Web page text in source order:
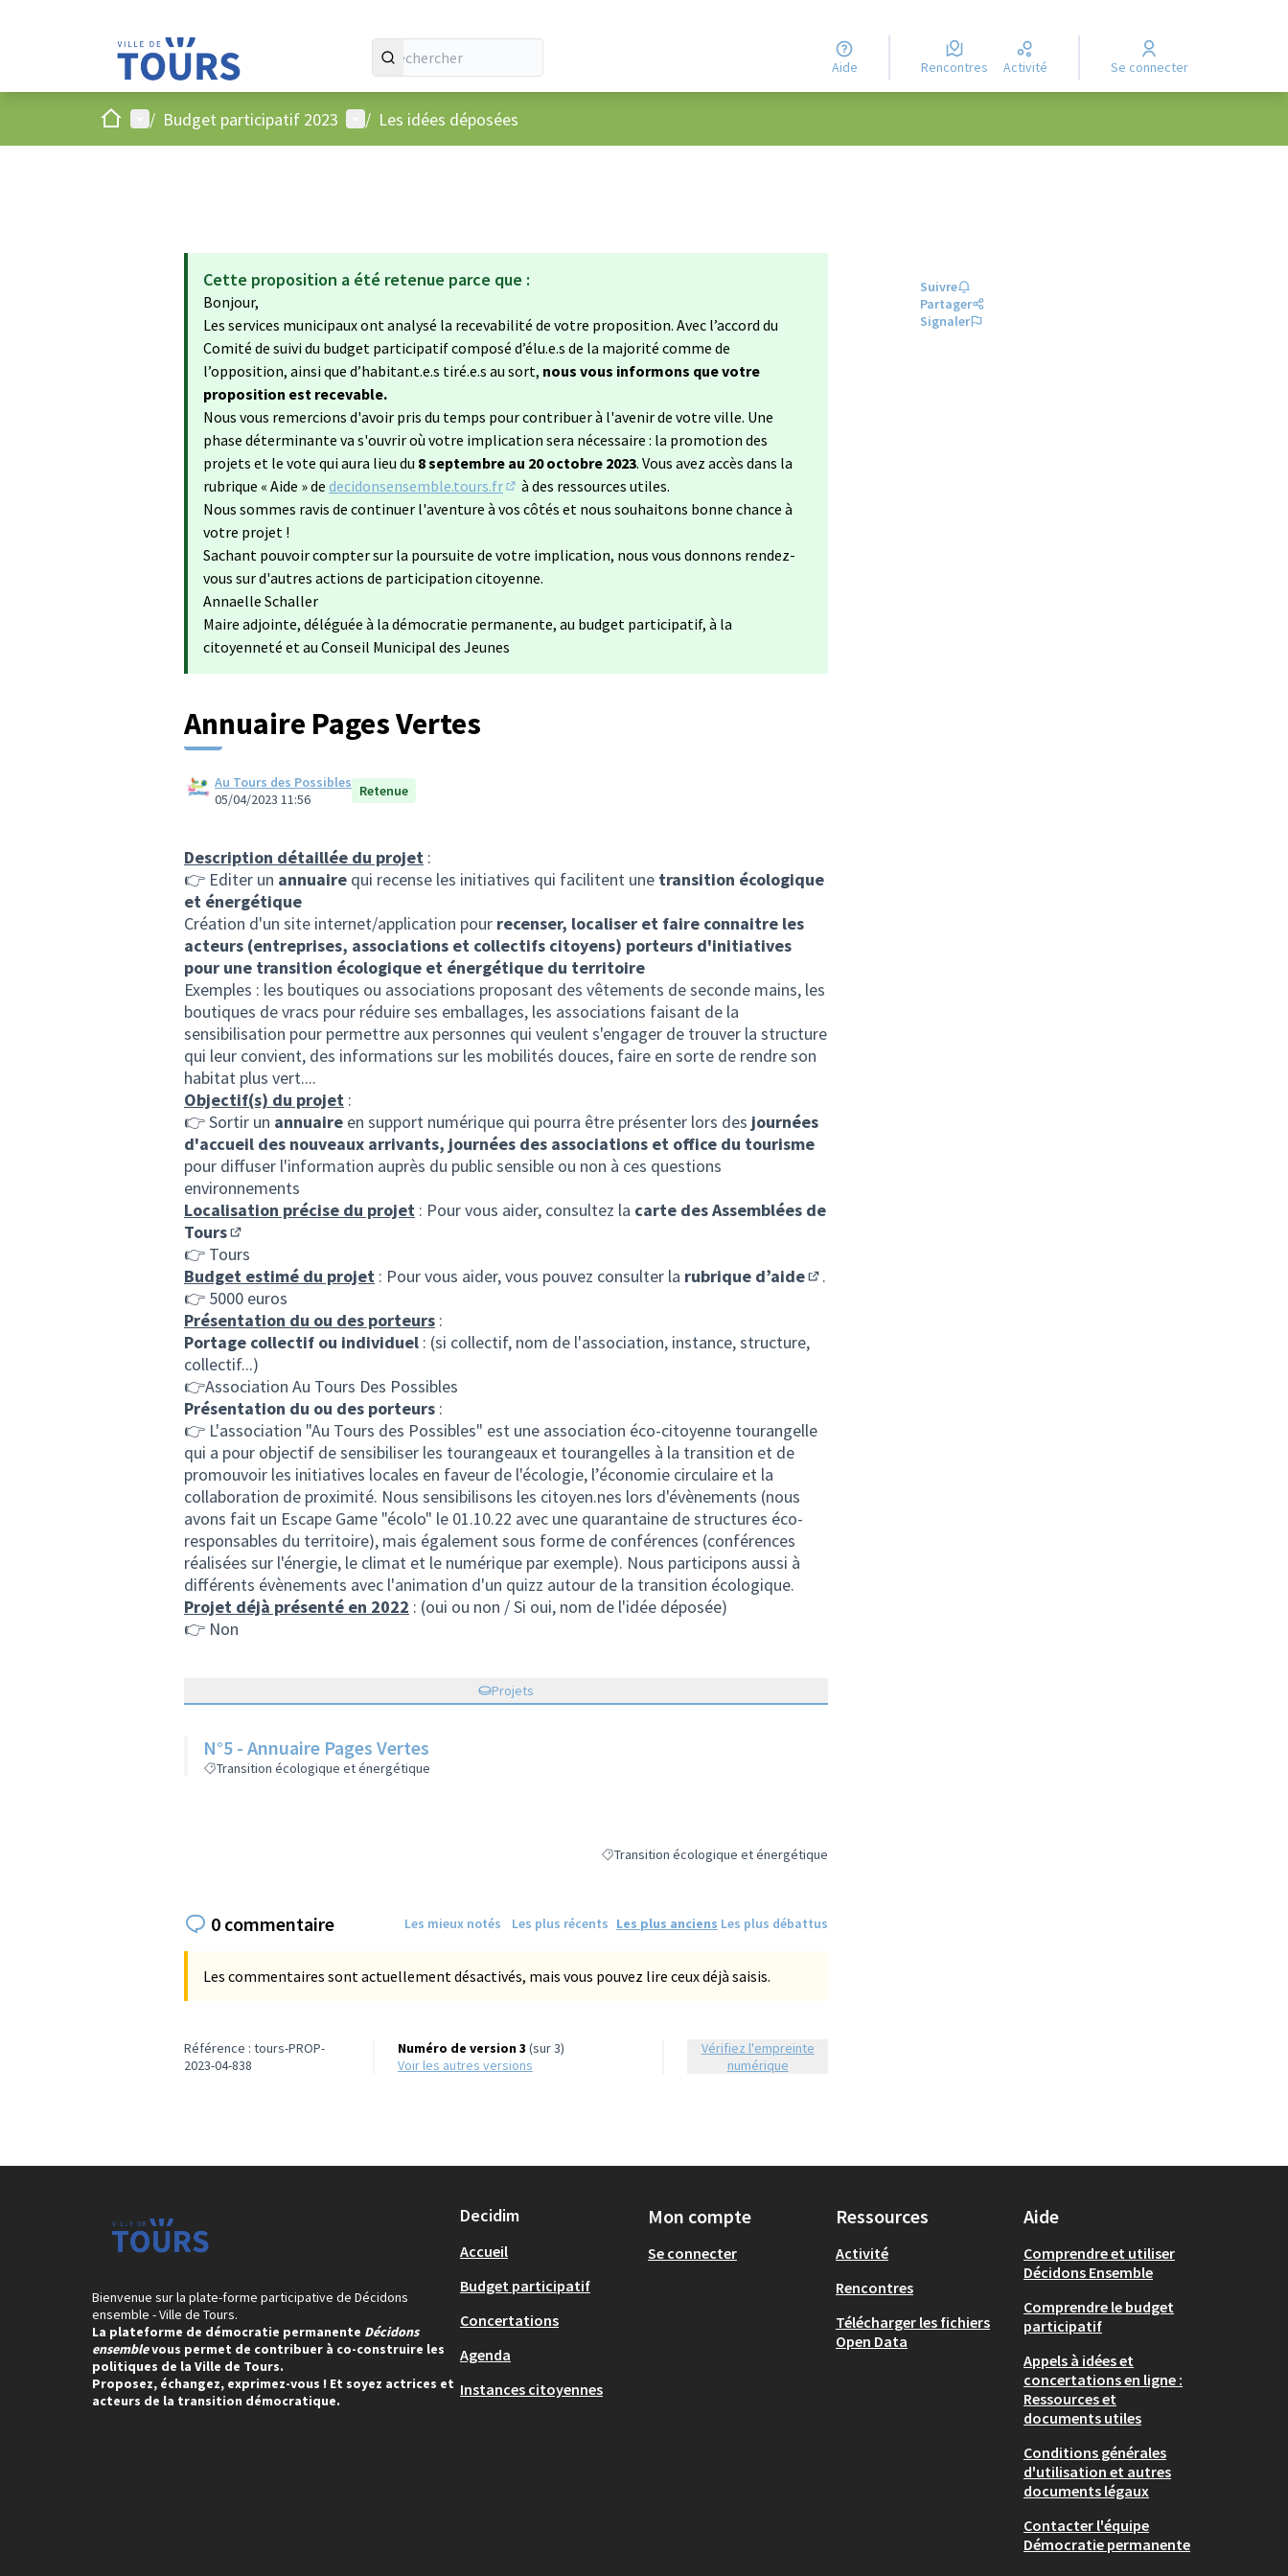
Aide Rencontres Activité Se connecter
AccueilMenu principal
/ Budget participatif 2023 Menu utilisateur
/ Les idées déposées
Cette proposition a été retenue parce que :
Bonjour,
Les services municipaux ont analysé la recevabilité de votre proposition. Avec l’accord du
Comité de suivi du budget participatif composé d’élu.e.s de la majorité comme de
l’opposition, ainsi que d’habitant.e.s tiré.e.s au sort, nous vous informons que votre
proposition est recevable.
Nous vous remercions d'avoir pris du temps pour contribuer à l'avenir de votre ville. Une
phase déterminante va s'ouvrir où votre implication sera nécessaire : la promotion des
projets et le vote qui aura lieu du 8 septembre au 20 octobre 2023. Vous avez accès dans la
rubrique « Aide » de decidonsensemble.tours.fr
(S'ouvre dans un nouvel onglet)
à des ressources utiles.
Nous sommes ravis de continuer l'aventure à vos côtés et nous souhaitons bonne chance à
votre projet !
Sachant pouvoir compter sur la poursuite de votre implication, nous vous donnons rendez-
vous sur d'autres actions de participation citoyenne.
Annaelle Schaller
Maire adjointe, déléguée à la démocratie permanente, au budget participatif, à la
citoyenneté et au Conseil Municipal des Jeunes
Annuaire Pages Vertes
Au Tours des Possibles
05/04/2023 11:56
Retenue
Description détaillée du projet :
👉 Editer un annuaire qui recense les initiatives qui facilitent une transition écologique
et énergétique
Création d'un site internet/application pour recenser, localiser et faire connaitre les
acteurs (entreprises, associations et collectifs citoyens) porteurs d'initiatives
pour une transition écologique et énergétique du territoire
Exemples : les boutiques ou associations proposant des vêtements de seconde mains, les
boutiques de vracs pour réduire ses emballages, les associations faisant de la
sensibilisation pour permettre aux personnes qui veulent s'engager de trouver la structure
qui leur convient, des informations sur les mobilités douces, faire en sorte de rendre son
habitat plus vert....
Objectif(s) du projet :
👉 Sortir un annuaire en support numérique qui pourra être présenter lors des journées
d'accueil des nouveaux arrivants, journées des associations et office du tourisme
pour diffuser l'information auprès du public sensible ou non à ces questions
environnements
Localisation précise du projet : Pour vous aider, consultez la carte des Assemblées de
Tours
(S'ouvre dans un nouvel onglet)
👉 Tours
Budget estimé du projet : Pour vous aider, vous pouvez consulter la rubrique d’aide
.
👉 5000 euros
Présentation du ou des porteurs :
Portage collectif ou individuel : (si collectif, nom de l'association, instance, structure,
collectif...)
👉Association Au Tours Des Possibles
Présentation du ou des porteurs :
👉 L'association "Au Tours des Possibles" est une association éco-citoyenne tourangelle
qui a pour objectif de sensibiliser les tourangeaux et tourangelles à la transition et de
promouvoir les initiatives locales en faveur de l'écologie, l’économie circulaire et la
collaboration de proximité. Nous sensibilisons les citoyen.nes lors d'évènements (nous
avons fait un Escape Game "écolo" le 01.10.22 avec une quarantaine de structures éco-
responsables du territoire), mais également sous forme de conférences (conférences
réalisées sur l'énergie, le climat et le numérique par exemple). Nous participons aussi à
différents évènements avec l'animation d'un quizz autour de la transition écologique.
Projet déjà présenté en 2022 : (oui ou non / Si oui, nom de l'idée déposée)
👉 Non
Projets
N°5 - Annuaire Pages Vertes
Transition écologique et énergétique
Filtrer les résultats de la catégorie : Transition écologique et énergétique
Transition écologique et énergétique
Suivre
Partager
Signaler
0 commentaire Les mieux notés Les plus récents Les plus anciens Les plus débattus
Les commentaires sont actuellement désactivés, mais vous pouvez lire ceux déjà saisis.
Référence : tours-PROP-
2023-04-838
Numéro de version 3 (sur 3)
voir les autres versions
Vérifiez l'empreinte
numérique
Bienvenue sur la plate-forme participative de Décidons
ensemble - Ville de Tours.
La plateforme de démocratie permanente Décidons
ensemblevous permet de contribuer à co-construire les
politiques de la Ville de Tours.
Proposez, échangez, exprimez-vous ! Et soyez actrices et
acteurs de la transition démocratique.
Decidim
Accueil
Budget participatif
Concertations
Agenda
Instances citoyennes
Mon compte
Se connecter
Ressources
Activité
Rencontres
Télécharger les fichiers
Open Data
Aide
Comprendre et utiliser
Décidons Ensemble
Comprendre le budget
participatif
Appels à idées et
concertations en ligne :
Ressources et
documents utiles
Conditions générales
d'utilisation et autres
documents légaux
Contacter l'équipe
Démocratie permanente